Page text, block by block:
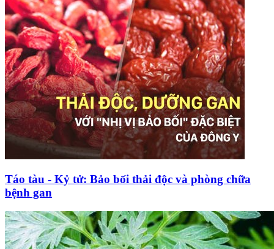
Táo tàu - Kỷ tử: Bảo bối thải độc và phòng chữa
bệnh gan